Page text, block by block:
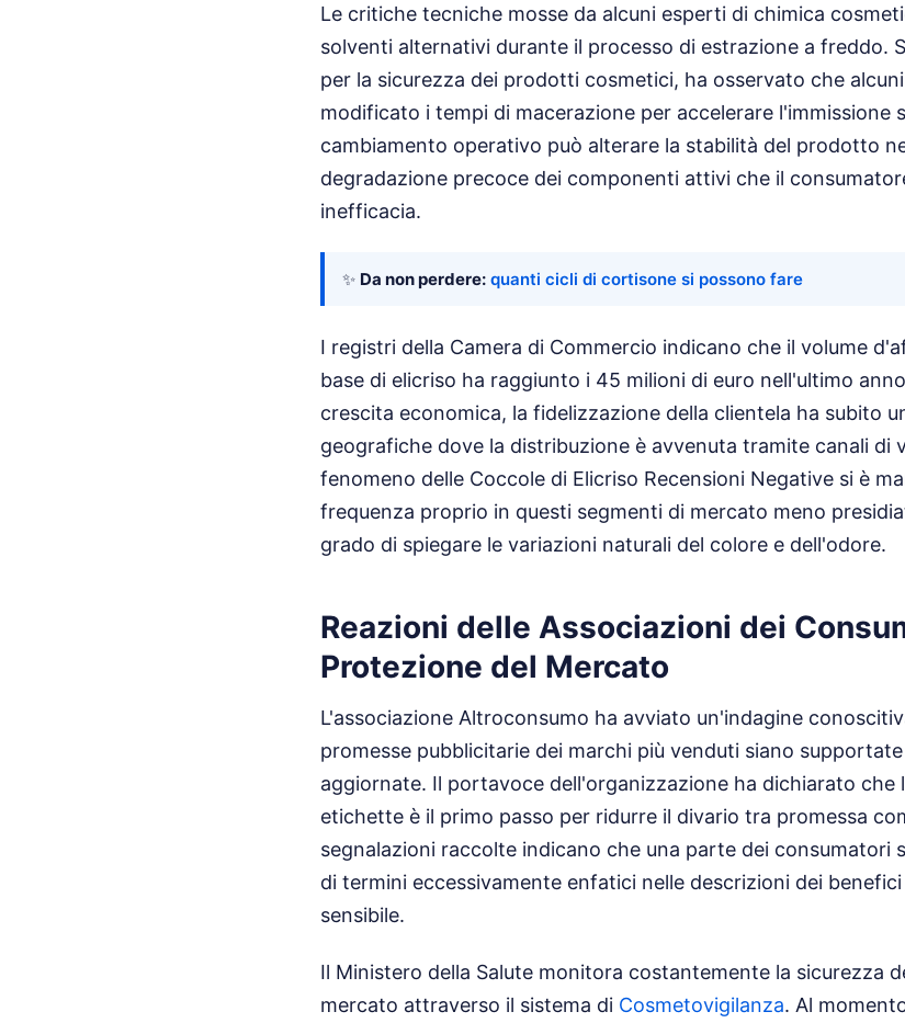
Le critiche tecniche mosse da alcuni esperti di chimica
solventi alternativi durante il processo di estrazione a freddo.
per la sicurezza dei prodotti cosmetici, ha osservato che
modificato i tempi di macerazione per accelerare l'immissione
cambiamento operativo può alterare la stabilità del prodotto
degradazione precoce dei componenti attivi che il
inefficacia.
✨ Da non perdere: quanti cicli di cortisone si possono fare
I registri della Camera di Commercio indicano che il volume
base di elicriso ha raggiunto i 45 milioni di euro nell'ultimo
crescita economica, la fidelizzazione della clientela ha subito
geografiche dove la distribuzione è avvenuta tramite canali di
fenomeno delle Coccole di Elicriso Recensioni Negative si è
frequenza proprio in questi segmenti di mercato meno
grado di spiegare le variazioni naturali del colore e dell'odore.
Reazioni delle Associazioni dei
Protezione del Mercato
L'associazione Altroconsumo ha avviato un'indagine
promesse pubblicitarie dei marchi più venduti siano
aggiornate. Il portavoce dell'organizzazione ha dichiarato che
etichette è il primo passo per ridurre il divario tra promessa
segnalazioni raccolte indicano che una parte dei consumatori
di termini eccessivamente enfatici nelle descrizioni dei
sensibile.
Il Ministero della Salute monitora costantemente la sicurezza
mercato attraverso il sistema di Cosmetovigilanza. Al